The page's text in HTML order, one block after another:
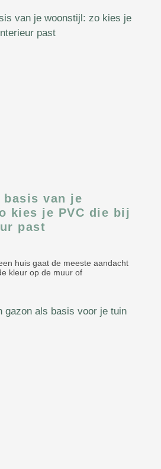
basis van je
kies je PVC die bij
past
huis gaat de meeste aandacht
kleur op de muur of